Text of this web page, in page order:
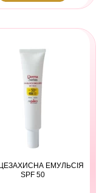
ЕМУЛЬСІЯ
SPF 50